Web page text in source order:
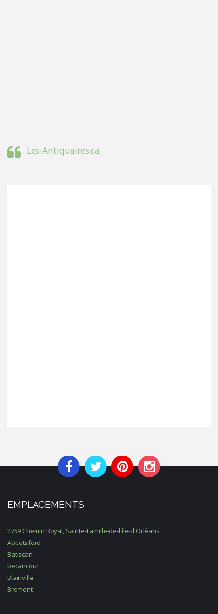
Les-Antiquaires.ca
EMPLACEMENTS
2759 Chemin Royal, Sainte-Famille-de-l'île-d'Orléans
Abbotsford
Batiscan
becancour
Blainville
Bromont